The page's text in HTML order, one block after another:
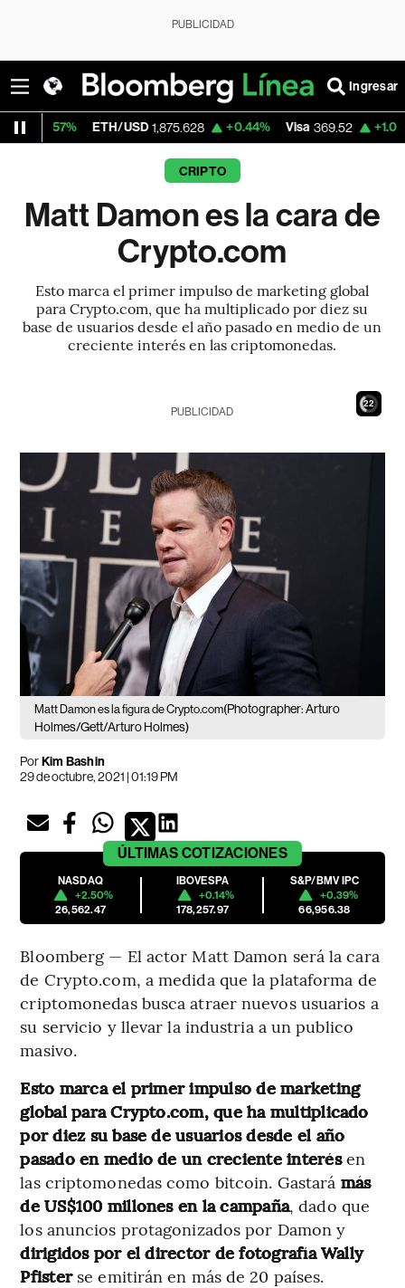
PUBLICIDAD
Ingresar
ETH/USD 1,875.628 +0.44% Visa 369.52 +1.05%
CRIPTO
Matt Damon es la cara de
Crypto.com
Esto marca el primer impulso de marketing global
para Crypto.com, que ha multiplicado por diez su
base de usuarios desde el año pasado en medio de un
creciente interés en las criptomonedas.
21
PUBLICIDAD
Matt Damon es la figura de Crypto.com(Photographer: Arturo
Holmes/Gett/Arturo Holmes)
PorKim Bashin
29 de octubre, 2021 | 01:19 PM
ÚLTIMAS COTIZACIONES
NASDAQ
+2.50%
26,562.47
IBOVESPA
+0.14%
178,257.97
S&P/BMV IPC
+0.39%
66,956.38
Bloomberg — El actor Matt Damon será la cara
de Crypto.com, a medida que la plataforma de
criptomonedas busca atraer nuevos usuarios a
su servicio y llevar la industria a un publico
masivo.
Esto marca el primer impulso de marketing
global para Crypto.com, que ha multiplicado
por diez su base de usuarios desde el año
pasado en medio de un creciente interésen
las criptomonedas como bitcoin. Gastará más
de US$100 millones en la campaña, dado que
los anuncios protagonizados por Damon y
dirigidos por el director de fotografía Wally
Pfisterse emitirán en más de 20 países.